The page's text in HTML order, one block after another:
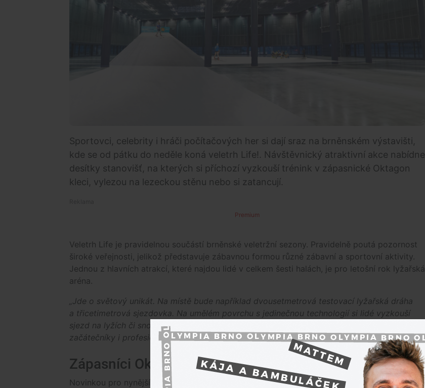
Sportovci, celebrity i hráči počítačových her si dají sraz na brněnském výstavišti,
kde se od pátku do neděle koná veletrh Life!. Návštěvnický atraktivní akce nabídne
desítky stanovišť, na kterých si příchozí vyzkouší trénink v zápasnické Oktagon
kleci, vylezou na lezeckou stěnu nebo si zatancují.
Premium
Veletrh Life je pravidelnou součástí brněnské veletržní sezony. Pravidelně poutá pozornost
široké veřejnosti, jelikož představuje zábavnou formou různé zábavní a sportovní aktivity.
Jednou z hlavních atrakcí, které najdou lidé v celkem šesti halách, je pro letošní rok lyžařská
aréna.
„Jde o světový unikát. Na místě bude například dvousetmetrová testovací lyžařská dráha
a třicetimetrová sjezdovka. Na umělém povrchu s jedinečnou technologií si lidé vyzkouší
sjezd na lyžích či snowboardu, běžky, skialp nebo biatlon. Připraveny jsou workshopy pro
začátečníky i profesionální sportovce,“ říká za pořadateleVáclav Torčík.
Zápasníci Oktagonu
Novinkou pro nynější ročník je také zápasnická klec, ve které si veřejnost vyzkouší třeba